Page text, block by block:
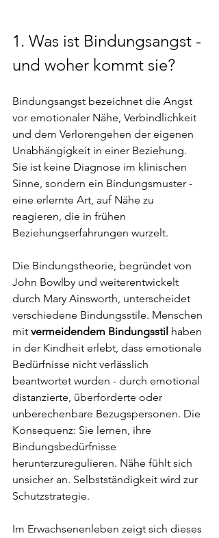
1. Was ist Bindungsangst -
und woher kommt sie?
Bindungsangst bezeichnet die Angst
vor emotionaler Nähe, Verbindlichkeit
und dem Verlorengehen der eigenen
Unabhängigkeit in einer Beziehung.
Sie ist keine Diagnose im klinischen
Sinne, sondern ein Bindungsmuster -
eine erlernte Art, auf Nähe zu
reagieren, die in frühen
Beziehungserfahrungen wurzelt.
Die Bindungstheorie, begründet von
John Bowlby und weiterentwickelt
durch Mary Ainsworth, unterscheidet
verschiedene Bindungsstile. Menschen
mit vermeidendem Bindungsstil haben
in der Kindheit erlebt, dass emotionale
Bedürfnisse nicht verlässlich
beantwortet wurden - durch emotional
distanzierte, überforderte oder
unberechenbare Bezugspersonen. Die
Konsequenz: Sie lernen, ihre
Bindungsbedürfnisse
herunterzuregulieren. Nähe fühlt sich
unsicher an. Selbstständigkeit wird zur
Schutzstrategie.
Im Erwachsenenleben zeigt sich dieses